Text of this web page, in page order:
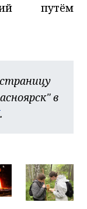
путём
в
.